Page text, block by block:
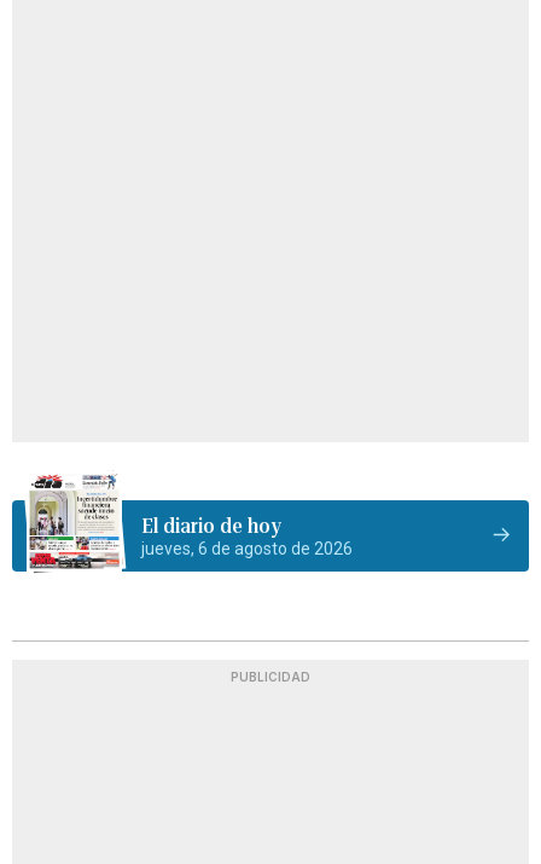
El diario de hoy
jueves, 6 de agosto de 2026
PUBLICIDAD